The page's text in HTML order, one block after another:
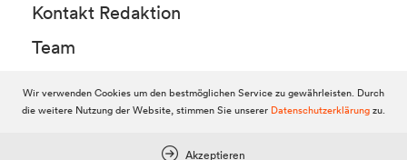
Kontakt Redaktion
Team
© 2010-2026 Dolomitenstadt.at
Wir verwenden Cookies um den bestmöglichen Service zu gewährleisten. Durch
die weitere Nutzung der Website, stimmen Sie unserer Datenschutzerklärungzu.
Akzeptieren